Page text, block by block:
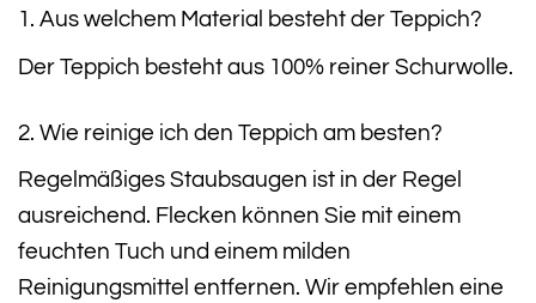
1. Aus welchem Material besteht der Teppich?
Der Teppich besteht aus 100% reiner Schurwolle.
2. Wie reinige ich den Teppich am besten?
Regelmäßiges Staubsaugen ist in der Regel
ausreichend. Flecken können Sie mit einem
feuchten Tuch und einem milden
Reinigungsmittel entfernen. Wir empfehlen eine